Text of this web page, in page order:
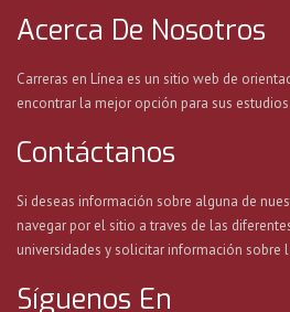
Acerca De Nosotros
Carreras en Línea es un sitio web de
encontrar la mejor opción para sus estudios.
Contáctanos
Si deseas información sobre alguna de
navegar por el sitio a traves de las
universidades y solicitar información sobre
Síguenos En